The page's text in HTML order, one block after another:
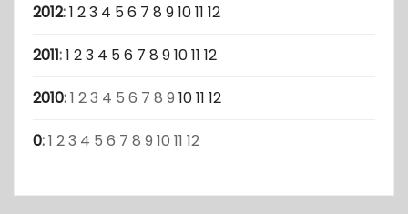
2012:1 23 4 56 7 8 91011 12
2011:1 23 4 56 7 8 91011 12
2010:1 23 4 5 6 7 8 9 1011 12
0:1 23 4 5 6 7 8 9 10 11 12